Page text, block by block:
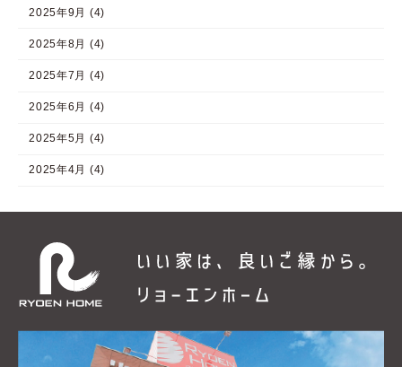
2025年9月 (4)
2025年8月 (4)
2025年7月 (4)
2025年6月 (4)
2025年5月 (4)
2025年4月 (4)